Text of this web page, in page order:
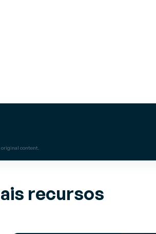
original content.
recursos